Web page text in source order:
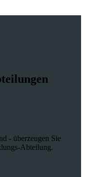
- überzeugen Sie
Abteilung.